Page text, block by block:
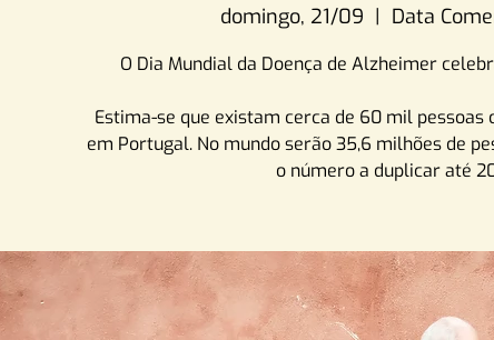
domingo, 21/09
  |
Data
O Dia Mundial da Doença de Alzheimer
Estima-se que existam cerca de 60 mil pessoas
em Portugal. No mundo serão 35,6 milhões de
o número a duplicar até